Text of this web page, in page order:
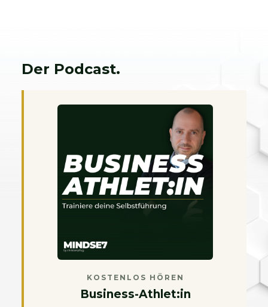
Der Podcast.
KOSTENLOS HÖREN
Business-Athlet:in